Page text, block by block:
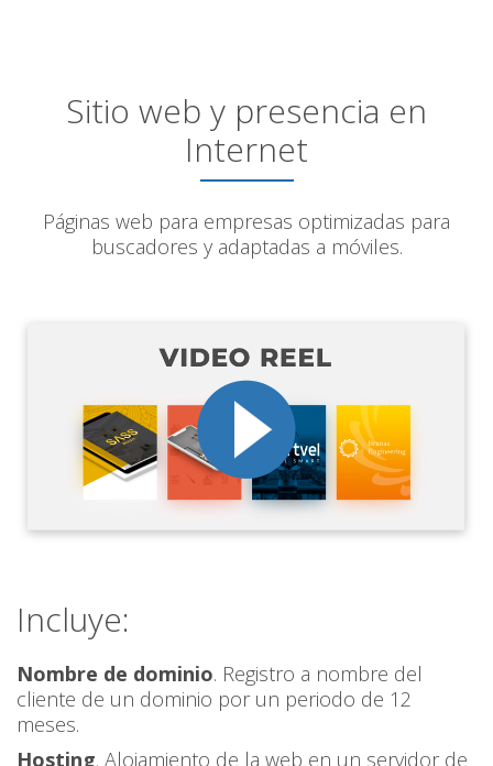
Sitio web y presencia en
Internet
Páginas web para empresas optimizadas para
buscadores y adaptadas a móviles.
Incluye:
Nombre de dominio. Registro a nombre del
cliente de un dominio por un periodo de 12
meses.
Hosting. Alojamiento de la web en un servidor de